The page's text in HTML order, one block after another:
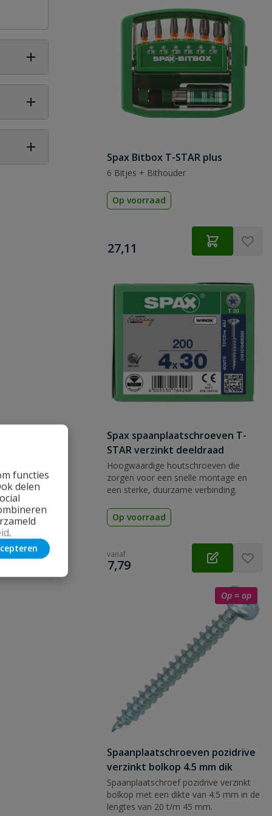
functies
delen
.
Spax Bitbox T-STAR plus
6 Bitjes + Bithouder
Op voorraad
€
27,11
Spax spaanplaatschroeven T-
STAR verzinkt deeldraad
Hoogwaardige houtschroeven die
zorgen voor een snelle montage en
een sterke, duurzame verbinding.
Op voorraad
vanaf
€
7,79
Op = op
Spaanplaatschroeven pozidrive
verzinkt bolkop 4.5 mm dik
Spaanplaatschroef pozidrive verzinkt
bolkop met een dikte van 4.5 mm in de
lengtes van 20 t/m 45 mm.